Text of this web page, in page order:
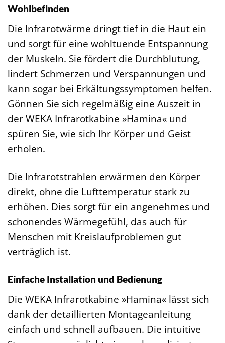
Wohlbefinden
Die Infrarotwärme dringt tief in die Haut ein
und sorgt für eine wohltuende Entspannung
der Muskeln. Sie fördert die Durchblutung,
lindert Schmerzen und Verspannungen und
kann sogar bei Erkältungssymptomen helfen.
Gönnen Sie sich regelmäßig eine Auszeit in
der WEKA Infrarotkabine »Hamina« und
spüren Sie, wie sich Ihr Körper und Geist
erholen.
Die Infrarotstrahlen erwärmen den Körper
direkt, ohne die Lufttemperatur stark zu
erhöhen. Dies sorgt für ein angenehmes und
schonendes Wärmegefühl, das auch für
Menschen mit Kreislaufproblemen gut
verträglich ist.
Einfache Installation und Bedienung
Die WEKA Infrarotkabine »Hamina« lässt sich
dank der detaillierten Montageanleitung
einfach und schnell aufbauen. Die intuitive